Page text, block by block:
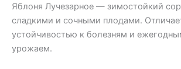
Яблоня Лучезарное — зимостойкий
сладкими и сочными плодами.
устойчивостью к болезням и
урожаем.